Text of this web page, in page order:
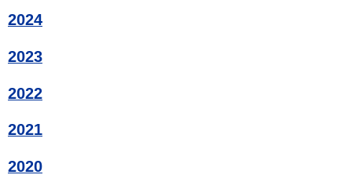
2024
2023
2022
2021
2020